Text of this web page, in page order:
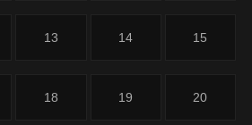
13 14 15
18 19 20